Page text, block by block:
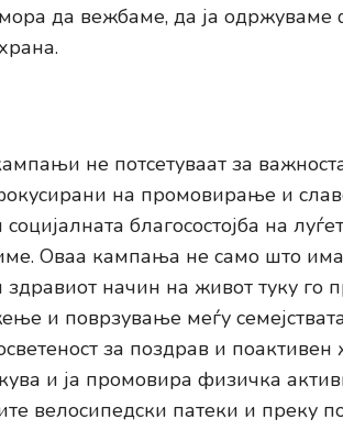
да вежбаме, да ја одржуваме
не потсетуваат за
на промовирање и
благосостојба на
Оваа кампања не само што
здравиот начин на живот туку го
и поврзување меѓу
за поздрав и поактивен
и ја промовира физичка
велосипедски патеки и преку